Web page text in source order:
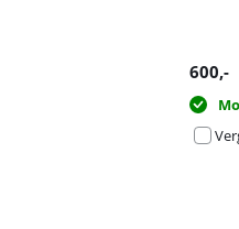
600,-